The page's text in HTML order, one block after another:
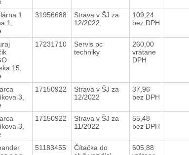
1
1,
31956688
Strava v ŠJ za
12/2022
109,24
bez DPH
15,
17231710
Servis pc
techniky
260,00
vrátane
DPH
3,
17150922
Strava v ŠJ za
12/2022
37,96
bez DPH
3,
17150922
Strava v ŠJ za
11/2022
55,48
bez DPH
51183455
Čítačka do
605,88